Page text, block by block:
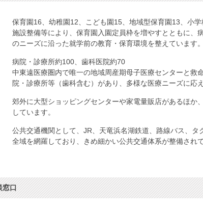
保育園16、幼稚園12、こども園15、地域型保育園13、小
施設整備等により、保育園入園定員枠を増やすとともに
のニーズに沿った就学前の教育・保育環境を整えています。
病院・診療所約100、歯科医院約70
中東遠医療圏内で唯一の地域周産期母子医療センターと
院・診療所等（歯科含む）があり、多様な医療ニーズに応
郊外に大型ショッピングセンターや家電量販店があるほ
しています。
公共交通機関として、JR、天竜浜名湖鉄道、路線バス、
全域を網羅しており、きめ細かい公共交通体系が整備されて
窓口